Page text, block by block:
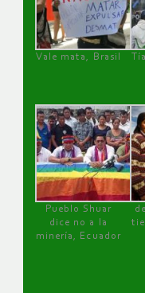
Vale mata, Brasil
Pueblo Shuar
dice no a la
minería, Ecuador